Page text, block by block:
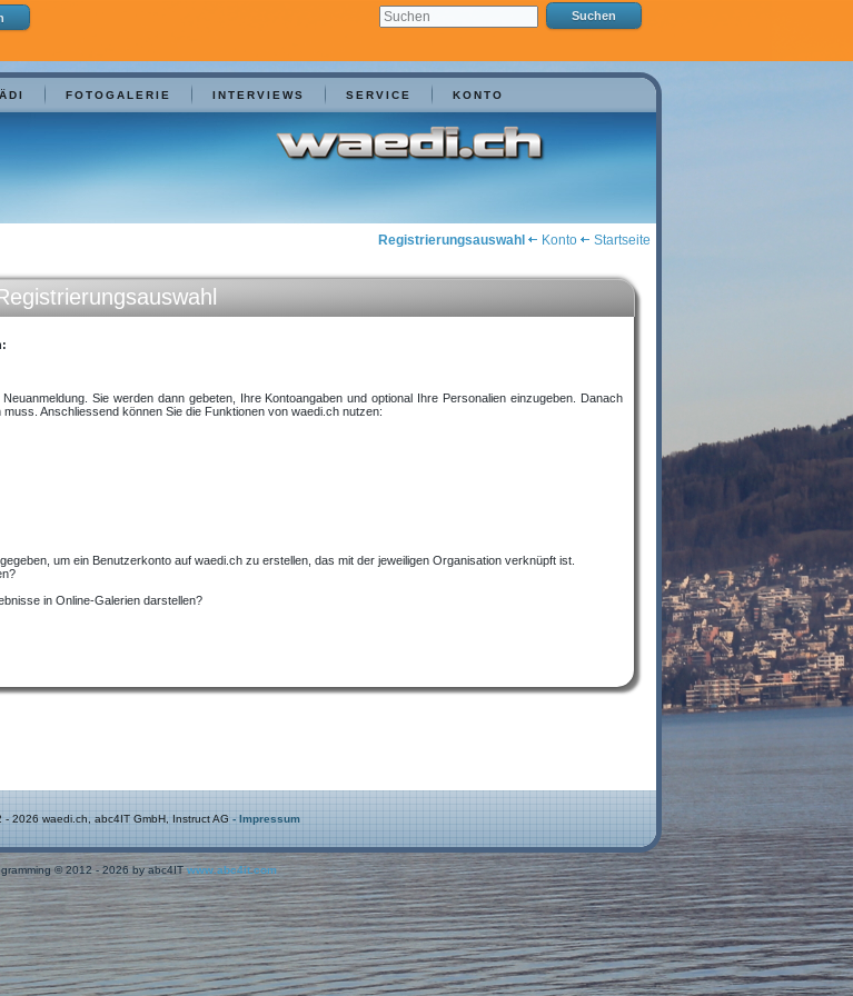
FOTOGALERIE INTERVIEWS SERVICE KONTO
Registrierungsauswahl Konto Startseite
Sie werden dann gebeten, Ihre Kontoangaben und optional Ihre Personalien einzugeben. Danach
Anschliessend können Sie die Funktionen von waedi.ch nutzen:
um ein Benutzerkonto auf waedi.ch zu erstellen, das mit der jeweiligen Organisation verknüpft ist.
in Online-Galerien darstellen?
2026 waedi.ch, abc4IT GmbH, Instruct AG - Impressum
© 2012 - 2026 by abc4ITwww.abc4it.com